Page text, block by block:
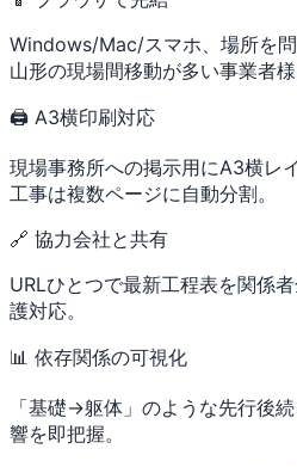
Windows/Mac/スマホ、場所を問
山形の現場間移動が多い事業者様
🖨 A3横印刷対応
現場事務所への掲示用にA3横レ
工事は複数ページに自動分割。
🔗 協力会社と共有
URLひとつで最新工程表を関係
護対応。
📊 依存関係の可視化
「基礎→躯体」のような先行後
響を即把握。